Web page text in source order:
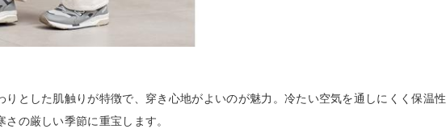
りとした肌触りが特徴で、穿き心地がよいのが魅力。冷たい空気を通しにくく保温性
の厳しい季節に重宝します。